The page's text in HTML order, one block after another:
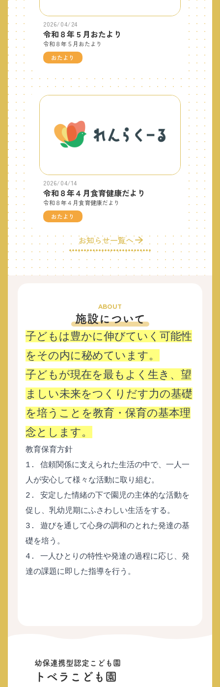
2026/04/24
令和８年５月おたより
令和８年５月おたより
おたより
2026/04/14
令和８年４月食育健康だより
令和８年４月食育健康だより
おたより
お知らせ一覧へ
ABOUT
施設について
子どもは豊かに伸びていく可能性
をその内に秘めています。
子どもが現在を最もよく生き、望
ましい未来をつくりだす力の基礎
を培うことを教育・保育の基本理
念とします。
教育保育方針
1. 信頼関係に支えられた生活の中で、一人一
人が安心して様々な活動に取り組む。
2. 安定した情緒の下で園児の主体的な活動を
促し、乳幼児期にふさわしい生活をする。
3. 遊びを通して心身の調和のとれた発達の基
礎を培う。
4. 一人ひとりの特性や発達の過程に応じ、発
達の課題に即した指導を行う。
幼保連携型認定こども園
トベラこども園